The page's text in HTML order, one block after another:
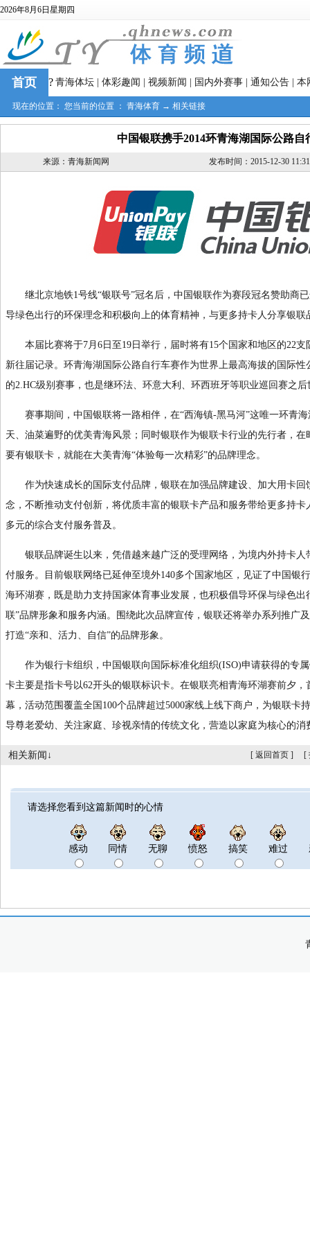
2026年8月6日星期四
首页 ? 青海体坛 体彩趣闻 视频新闻 国内外赛事 通知公告 本
现在的位置： 您当前的位置 ： 青海体育 → 相关链接
中国银联携手2014环青海湖国际公路自
来源：青海新闻网 发布时间：2015-12-30
继北京地铁1号线“银联号”冠名后，中国银联作为赛段冠名赞助商
导绿色出行的环保理念和积极向上的体育精神，与更多持卡人分享银联
本届比赛将于7月6日至19日举行，届时将有15个国家和地区的22支
新往届记录。环青海湖国际公路自行车赛作为世界上最高海拔的国际
的2.HC级别赛事，也是继环法、环意大利、环西班牙等职业巡回赛之
赛事期间，中国银联将一路相伴，在“西海镇-黑马河”这唯一环青海
天、油菜遍野的优美青海风景；同时银联作为银联卡行业的先行者，
要有银联卡，就能在大美青海“体验每一次精彩”的品牌理念。
作为快速成长的国际支付品牌，银联在加强品牌建设、加大用卡回
念，不断推动支付创新，将优质丰富的银联卡产品和服务带给更多持
多元的综合支付服务普及。
银联品牌诞生以来，凭借越来越广泛的受理网络，为境内外持卡人
付服务。目前银联网络已延伸至境外140多个国家地区，见证了中国银
海环湖赛，既是助力支持国家体育事业发展，也积极倡导环保与绿色
联”品牌形象和服务内涵。围绕此次品牌宣传，银联还将举办系列推广
打造“亲和、活力、自信”的品牌形象。
作为银行卡组织，中国银联向国际标准化组织(ISO)申请获得的专属
卡主要是指卡号以62开头的银联标识卡。在银联亮相青海环湖赛前夕，
幕，活动范围覆盖全国100个品牌超过5000家线上线下商户，为银联卡
导尊老爱幼、关注家庭、珍视亲情的传统文化，营造以家庭为核心的消
相关新闻↓ [ 返回首页 ] [
请选择您看到这篇新闻时的心情
感动 同情 无聊 愤怒 搞笑 难过